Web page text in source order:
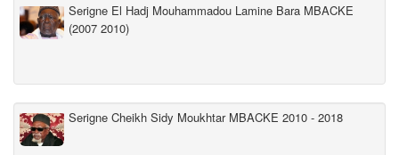
Serigne El Hadj Mouhammadou Lamine Bara MBACKE
(2007 2010)
Serigne Cheikh Sidy Moukhtar MBACKE 2010 - 2018